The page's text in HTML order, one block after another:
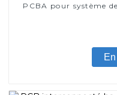
PCBA pour système